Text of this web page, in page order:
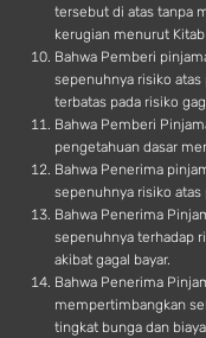
tersebut di atas tanpa
kerugian menurut
Bahwa Pemberi
sepenuhnya risiko
terbatas pada risiko
Bahwa Pemberi
pengetahuan dasar
Bahwa Penerima
sepenuhnya risiko
Bahwa Penerima
sepenuhnya terhadap
akibat gagal bayar.
Bahwa Penerima
mempertimbangkan
tingkat bunga dan